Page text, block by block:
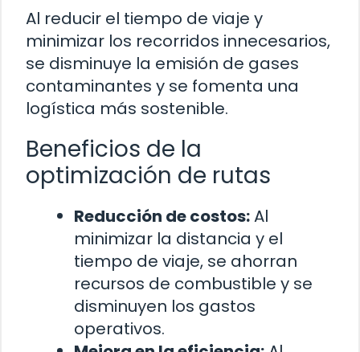
Al reducir el tiempo de viaje y
minimizar los recorridos innecesarios,
se disminuye la emisión de gases
contaminantes y se fomenta una
logística más sostenible.
Beneficios de la
optimización de rutas
Reducción de costos:Al
minimizar la distancia y el
tiempo de viaje, se ahorran
recursos de combustible y se
disminuyen los gastos
operativos.